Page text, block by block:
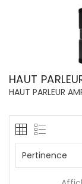
HAUT
HAUT PARLEUR
Pertinence